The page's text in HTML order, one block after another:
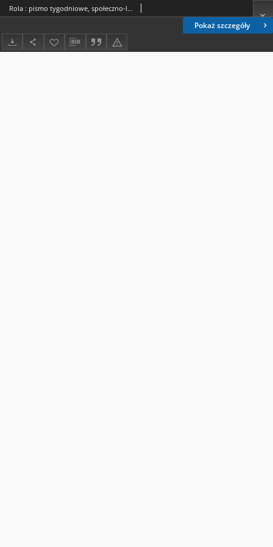
Pokaż szczegóły
Rola : pismo tygodniowe, społeczno-literackie / pod red. Jana Jeleńskiego R. 7, Nr 39 (16/28 września 1889)